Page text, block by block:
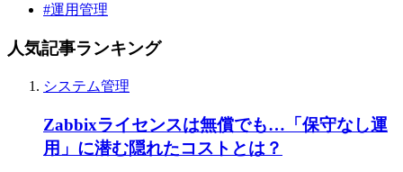
#運用管理
人気記事ランキング
システム管理
Zabbixライセンスは無償でも…「保守なし運
用」に潜む隠れたコストとは？